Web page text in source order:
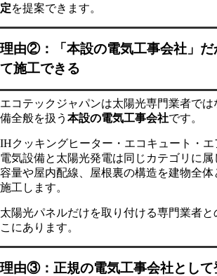
定を提案できます。
理由②：「本設の電気工事会社」だ
て施工できる
エコテックジャパンは太陽光専門業者で
備全般を扱う 本設の電気工事会社です。
IHクッキングヒーター・エコキュート・
電気設備と太陽光発電は同じカテゴリに
容量や屋内配線、屋根裏の構造を建物全
施工します。
太陽光パネルだけを取り付ける専門業者と
こにあります。
理由③：正規の電気工事会社として